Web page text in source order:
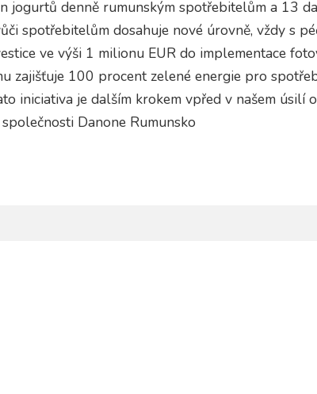
jogurtů denně rumunským spotřebitelům a 13
spotřebitelům dosahuje nové úrovně, vždy s
ve výši 1 milionu EUR do implementace
zajišťuje 100 procent zelené energie pro
iniciativa je dalším krokem vpřed v našem úsilí
Danone Rumunsko